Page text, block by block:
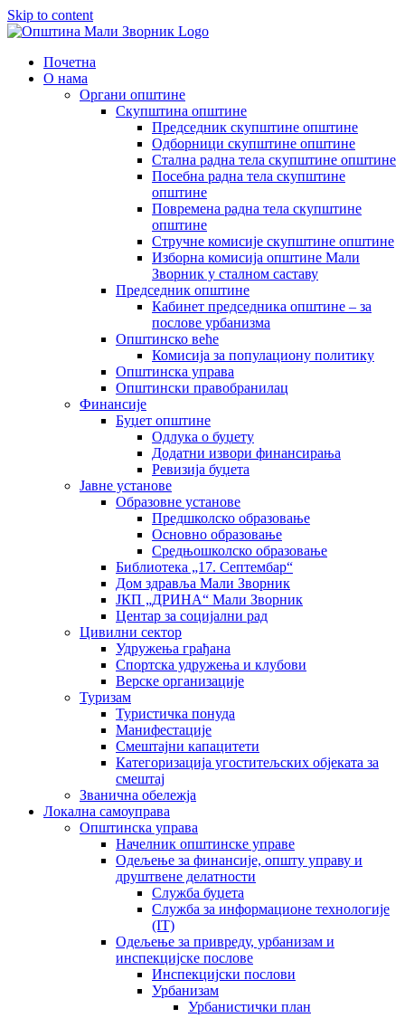
Skip to content
Почетна
О нама
Органи општине
Скупштина општине
Председник скупштине општине
Одборници скупштине општине
Стална радна тела скупштине општине
Посебна радна тела скупштине
општине
Повремена радна тела скупштине
општине
Стручне комисије скупштине општине
Изборна комисија општине Мали
Зворник у сталном саставу
Председник општине
Кабинет председника општине – за
послове урбанизма
Општинско веће
Комисија за популациону политику
Општинска управа
Општински правобранилац
Финансије
Буџет општине
Одлука о буџету
Додатни извори финансирања
Ревизија буџета
Јавне установе
Образовне установе
Предшколско образовање
Основно образовање
Средњошколско образовање
Библиотека „17. Септембар“
Дом здравља Мали Зворник
ЈКП „ДРИНА“ Мали Зворник
Центар за социјални рад
Цивилни сектор
Удружења грађана
Спортска удружења и клубови
Верске организације
Туризам
Туристичка понуда
Манифестације
Смештајни капацитети
Категоризација угоститељских објеката за
смештај
Званична обележја
Локална самоуправа
Општинска управа
Начелник општинске управе
Одељење за финансије, општу управу и
друштвене делатности
Служба буџета
Служба за информационе технологије
(IT)
Одељење за привреду, урбанизам и
инспекцијске послове
Инспекцијски послови
Урбанизам
Урбанистички план